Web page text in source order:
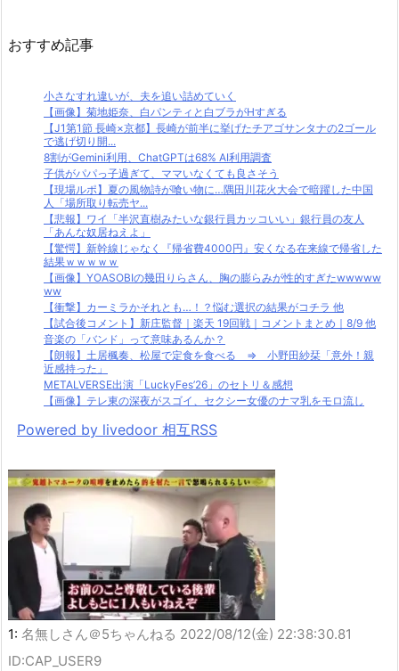
おすすめ記事
小さなすれ違いが、夫を追い詰めていく
【画像】菊地姫奈、白パンティと白ブラがHすぎる
【J1第1節 長崎×京都】長崎が前半に挙げたチアゴサンタナの2ゴール
で逃げ切り開...
8割がGemini利用、ChatGPTは68% AI利用調査
子供がパパっ子過ぎて、ママいなくても良さそう
【現場ルポ】夏の風物詩が喰い物に…隅田川花火大会で暗躍した中国
人「場所取り転売ヤ...
【悲報】ワイ「半沢直樹みたいな銀行員カッコいい」銀行員の友人
「あんな奴居ねえよ」
【驚愕】新幹線じゃなく『帰省費4000円』安くなる在来線で帰省した
結果ｗｗｗｗｗ
【画像】YOASOBIの幾田りらさん、胸の膨らみが性的すぎたwwwww
ww
【衝撃】カーミラかそれとも…！？悩む選択の結果がコチラ 他
【試合後コメント】新庄監督｜楽天 19回戦｜コメントまとめ｜8/9 他
音楽の「バンド」って意味あるんか？
【朗報】土居楓奏、松屋で定食を食べる ⇒ 小野田紗栞「意外！親
近感持った」
METALVERSE出演「LuckyFes’26」のセトリ＆感想
【画像】テレ東の深夜がスゴイ、セクシー女優のナマ乳をモロ流し
Powered by livedoor 相互RSS
1: 名無しさん＠5ちゃんねる 2022/08/12(金) 22:38:30.81
ID:CAP_USER9